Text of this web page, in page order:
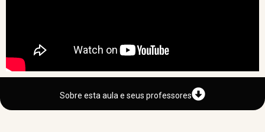
Sobre esta aula e seus professores